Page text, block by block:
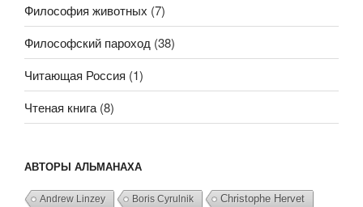
Философия животных (7)
Философский пароход (38)
Читающая Россия (1)
Чтеная книга (8)
АВТОРЫ АЛЬМАНАХА
Andrew Linzey Boris Cyrulnik Christophe Hervet